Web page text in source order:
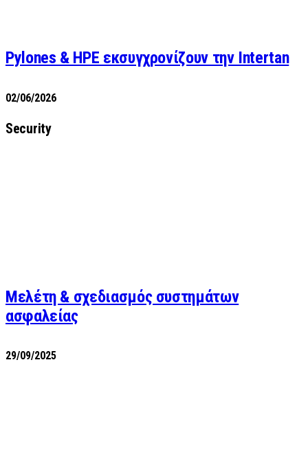
Pylones & HPE εκσυγχρονίζουν την Intertan
02/06/2026
Security
Μελέτη & σχεδιασμός συστημάτων
ασφαλείας
29/09/2025